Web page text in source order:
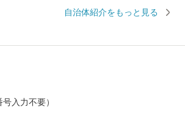
岸東北自動車道などの高速交通体系の整備
んぽ鍋」の本場 ・日本三大美味鶏「比内
自治体紹介をもっと見る
入力不要）